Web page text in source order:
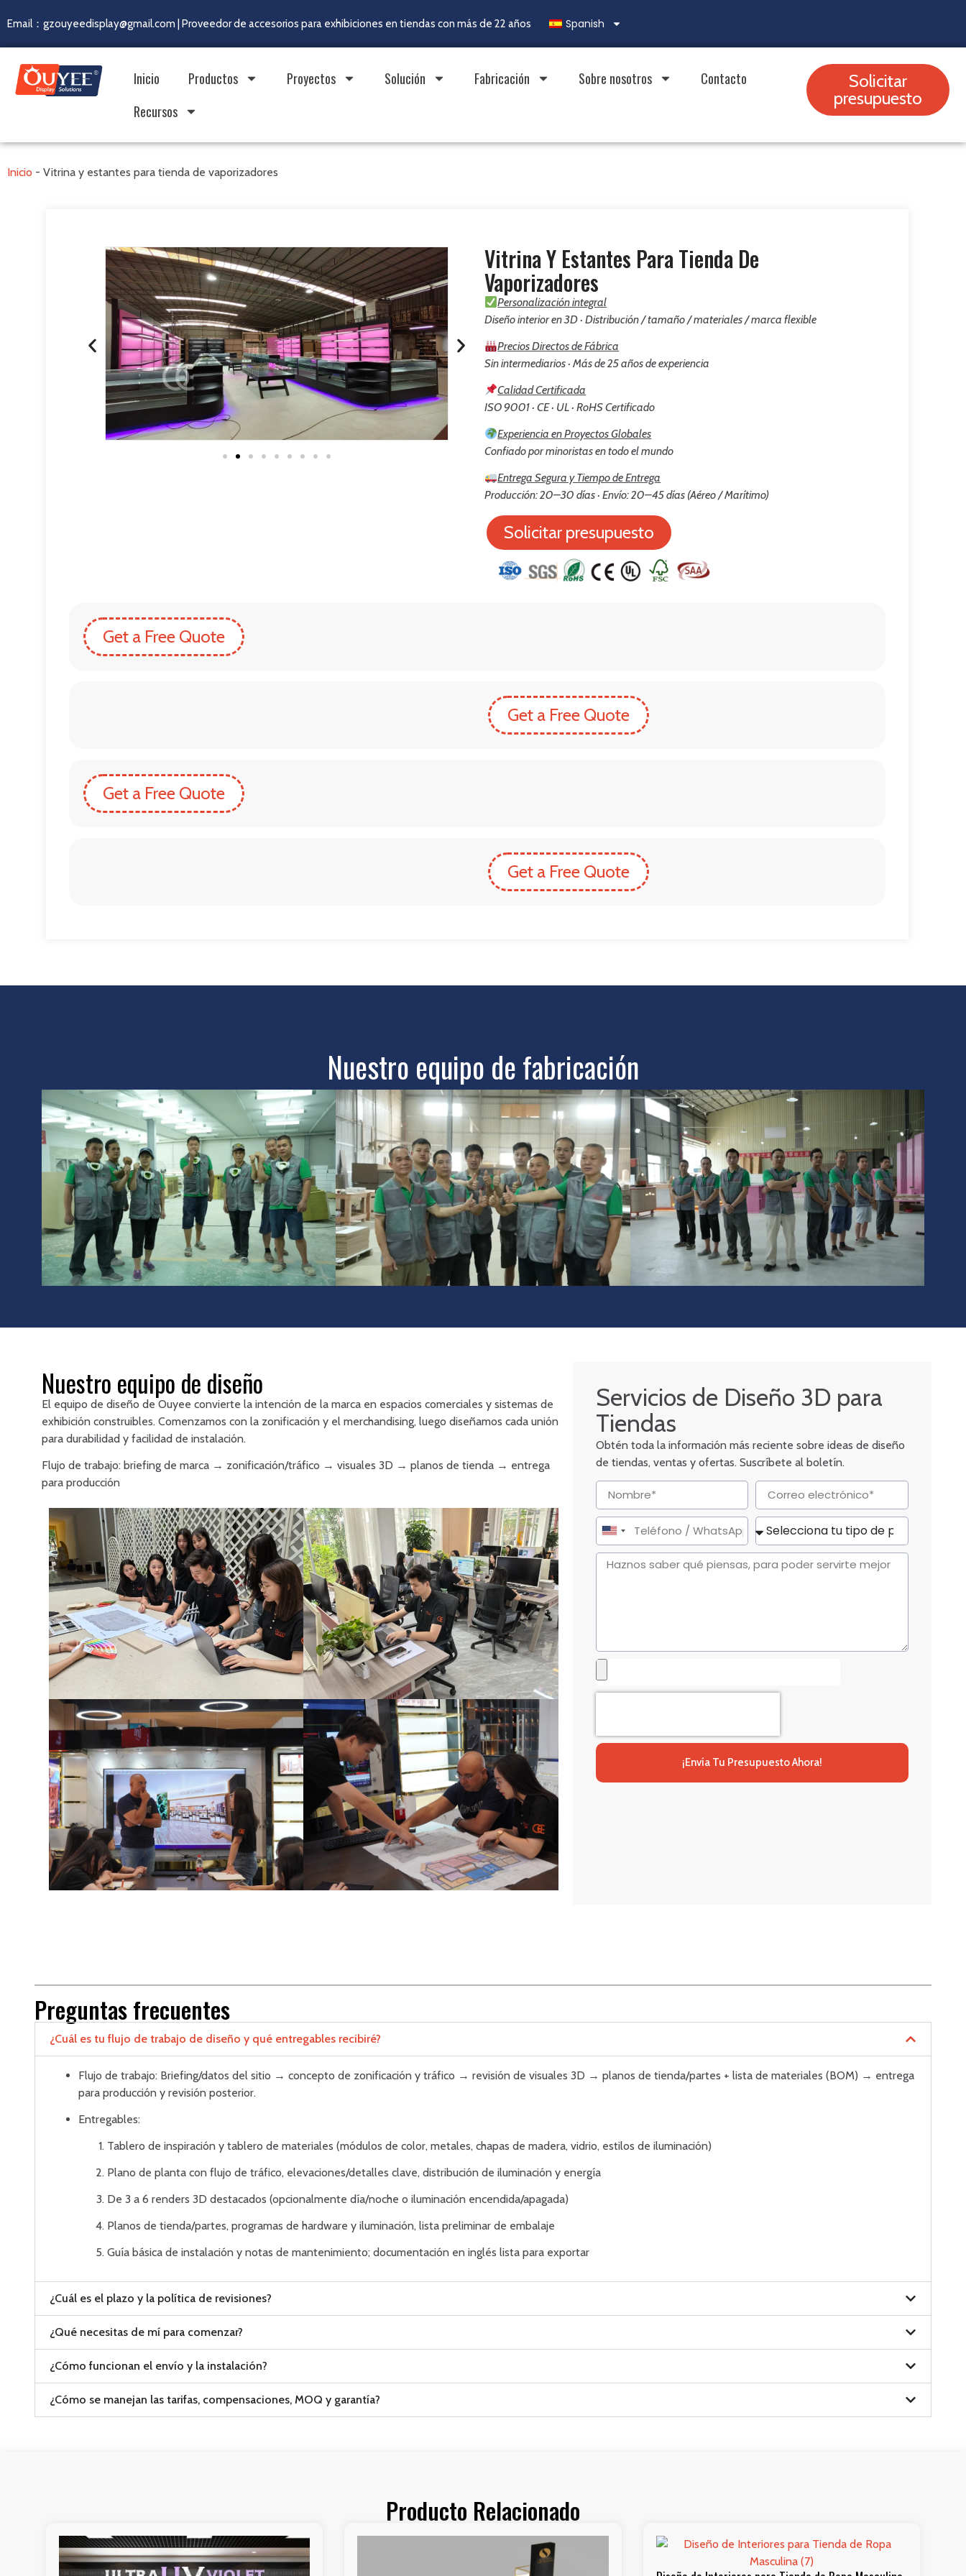
Email：gzouyeedisplay@gmail.com | Proveedor de accesorios para exhibiciones en tiendas con más de 22 años Spanish
Inicio Productos Proyectos Solución Fabricación Sobre nosotros
Contacto
Recursos
Solicitar
presupuesto
Inicio - Vitrina y estantes para tienda de vaporizadores
Vitrina Y Estantes Para Tienda De
Vaporizadores
Personalización integral
Diseño interior en 3D · Distribución / tamaño / materiales / marca flexible
Precios Directos de Fábrica
Sin intermediarios · Más de 25 años de experiencia
Calidad Certificada
ISO 9001 · CE · UL · RoHS Certificado
Experiencia en Proyectos Globales
Confiado por minoristas en todo el mundo
Entrega Segura y Tiempo de Entrega
Producción: 20–30 días · Envío: 20–45 días (Aéreo / Marítimo)
Solicitar presupuesto
Get a Free Quote
Get a Free Quote
Get a Free Quote
Get a Free Quote
Nuestro equipo de fabricación
Nuestro equipo de diseño
El equipo de diseño de Ouyee convierte la intención de la marca en espacios comerciales y sistemas de
exhibición construibles. Comenzamos con la zonificación y el merchandising, luego diseñamos cada unión
para durabilidad y facilidad de instalación.
Flujo de trabajo: briefing de marca → zonificación/tráfico → visuales 3D → planos de tienda → entrega
para producción
Servicios de Diseño 3D para
Tiendas
Obtén toda la información más reciente sobre ideas de diseño
de tiendas, ventas y ofertas. Suscríbete al boletín.
United
States
+1
¡Envía Tu Presupuesto Ahora!
Preguntas frecuentes
¿Cuál es tu flujo de trabajo de diseño y qué entregables recibiré?
Flujo de trabajo: Briefing/datos del sitio → concepto de zonificación y tráfico → revisión de visuales 3D → planos de tienda/partes + lista de materiales (BOM) → entrega
para producción y revisión posterior.
Entregables:
Tablero de inspiración y tablero de materiales (módulos de color, metales, chapas de madera, vidrio, estilos de iluminación)
Plano de planta con flujo de tráfico, elevaciones/detalles clave, distribución de iluminación y energía
De 3 a 6 renders 3D destacados (opcionalmente día/noche o iluminación encendida/apagada)
Planos de tienda/partes, programas de hardware y iluminación, lista preliminar de embalaje
Guía básica de instalación y notas de mantenimiento; documentación en inglés lista para exportar
¿Cuál es el plazo y la política de revisiones?
¿Qué necesitas de mí para comenzar?
¿Cómo funcionan el envío y la instalación?
¿Cómo se manejan las tarifas, compensaciones, MOQ y garantía?
Producto Relacionado